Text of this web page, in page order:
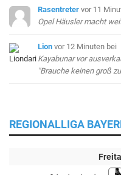
Rasentreter vor 11
Opel Häusler macht
Lion vor 12 Minuten bei
Kayabunar vor
"Brauche keinen groß
REGIONALLIGA